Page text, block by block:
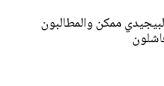
ممكن والمطالبون